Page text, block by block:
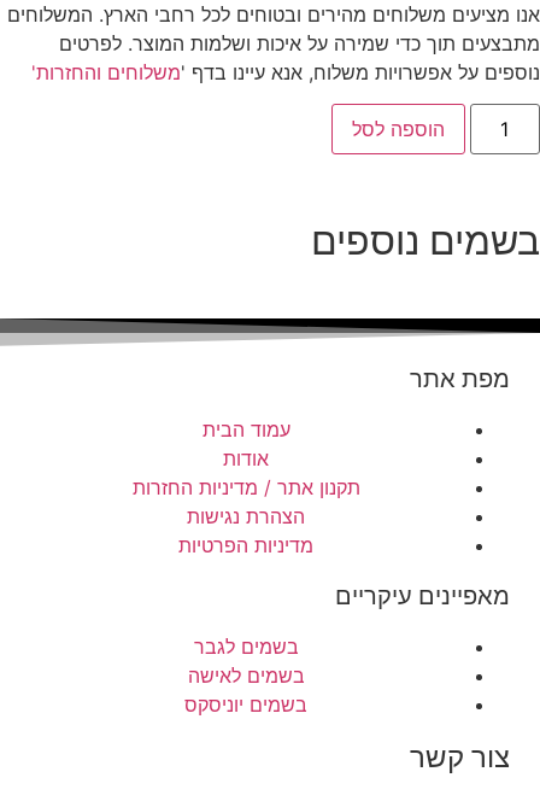
אנו מציעים משלוחים מהירים ובטוחים לכל רחבי הארץ. המשלוחים
מתבצעים תוך כדי שמירה על איכות ושלמות המוצר. לפרטים
נוספים על אפשרויות משלוח, אנא עיינו בדף 'משלוחים והחזרות'
הוספה לסל
בשמים נוספים
מפת אתר
עמוד הבית
אודות
תקנון אתר / מדיניות החזרות
הצהרת נגישות
מדיניות הפרטיות
מאפיינים עיקריים
בשמים לגבר
בשמים לאישה
בשמים יוניסקס
צור קשר